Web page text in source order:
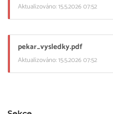
Aktualizováno: 15.5.2026 07:52
pekar_vysledky.pdf
Aktualizováno: 15.5.2026 07:52